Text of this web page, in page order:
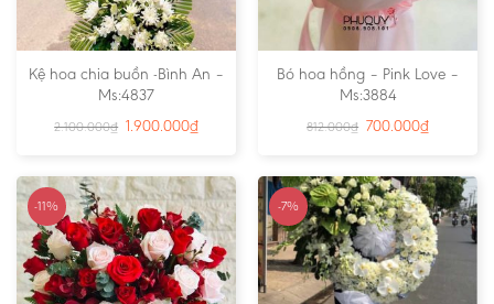
Kệ hoa chia buồn -Bình An –
Ms:4837
2.100.000₫ 1.900.000₫
Bó hoa hồng – Pink Love –
Ms:3884
812.000₫ 700.000₫
-11% -7%